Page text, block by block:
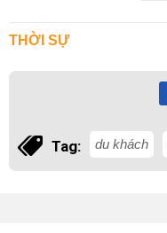
THỜI SỰ
Tag: du khách